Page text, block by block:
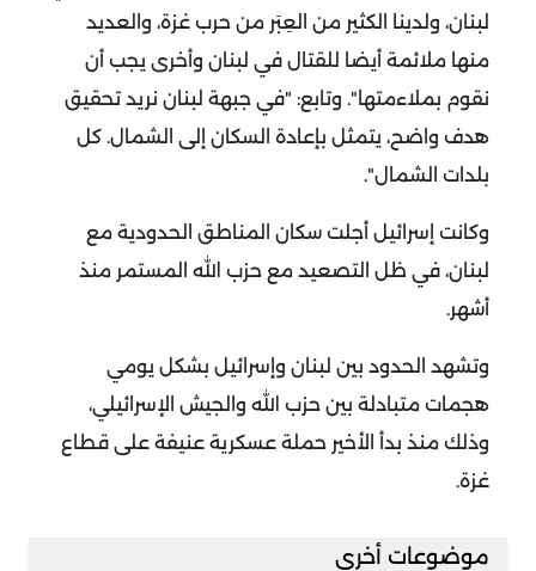
لبنان، ولدينا الكثير من العِبَر من حرب غزة، والعديد
منها ملائمة أيضا للقتال في لبنان وأخرى يجب أن
نقوم بملاءمتها". وتابع: "في جبهة لبنان نريد تحقيق
هدف واضح، يتمثل بإعادة السكان إلى الشمال. كل
بلدات الشمال".
وكانت إسرائيل أجلت سكان المناطق الحدودية مع
لبنان، في ظل التصعيد مع حزب الله المستمر منذ
أشهر.
وتشهد الحدود بين لبنان وإسرائيل بشكل يومي
هجمات متبادلة بين حزب الله والجيش الإسرائيلي،
وذلك منذ بدأ الأخير حملة عسكرية عنيفة على قطاع
غزة.
موضوعات أخرى